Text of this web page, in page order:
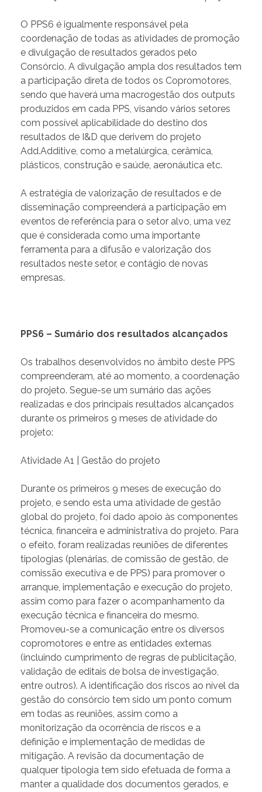
O PPS6 é igualmente responsável pela
coordenação de todas as atividades de promoção
e divulgação de resultados gerados pelo
Consórcio. A divulgação ampla dos resultados tem
a participação direta de todos os Copromotores,
sendo que haverá uma macrogestão dos outputs
produzidos em cada PPS, visando vários setores
com possível aplicabilidade do destino dos
resultados de I&D que derivem do projeto
Add.Additive, como a metalúrgica, cerâmica,
plásticos, construção e saúde, aeronáutica etc.
A estratégia de valorização de resultados e de
disseminação compreenderá a participação em
eventos de referência para o setor alvo, uma vez
que é considerada como uma importante
ferramenta para a difusão e valorização dos
resultados neste setor, e contágio de novas
empresas.
PPS6 – Sumário dos resultados alcançados
Os trabalhos desenvolvidos no âmbito deste PPS
compreenderam, até ao momento, a coordenação
do projeto. Segue-se um sumário das ações
realizadas e dos principais resultados alcançados
durante os primeiros 9 meses de atividade do
projeto:
Atividade A1 | Gestão do projeto
Durante os primeiros 9 meses de execução do
projeto, e sendo esta uma atividade de gestão
global do projeto, foi dado apoio às componentes
técnica, financeira e administrativa do projeto. Para
o efeito, foram realizadas reuniões de diferentes
tipologias (plenárias, de comissão de gestão, de
comissão executiva e de PPS) para promover o
arranque, implementação e execução do projeto,
assim como para fazer o acompanhamento da
execução técnica e financeira do mesmo.
Promoveu-se a comunicação entre os diversos
copromotores e entre as entidades externas
(incluindo cumprimento de regras de publicitação,
validação de editais de bolsa de investigação,
entre outros). A identificação dos riscos ao nível da
gestão do consórcio tem sido um ponto comum
em todas as reuniões, assim como a
monitorização da ocorrência de riscos e a
definição e implementação de medidas de
mitigação. A revisão da documentação de
qualquer tipologia tem sido efetuada de forma a
manter a qualidade dos documentos gerados, e